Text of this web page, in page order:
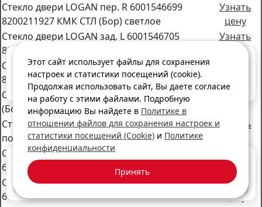
Стекло двери LOGAN пер. R 6001546699
8200211927 КМК СТЛ (Бор) светлое
Узнать
цену
Стекло двери LOGAN зад. L 6001546705
8200211930 КМК СТЛ (Бор) светлое
Узнать
цену
Стекло двери LOGAN зад.R 6001546703
8200211929 КМК СТЛ (Бор) светлое
Стекло заднее LOGAN 6001547939 КСБ ТПК
(Бор)
Стекло зеркала LOGAN L=R малое (с
подогревом) 6001547925 96365AX760
Узнать
Стекло зеркала LOGAN L (с подогревом)
6001549716
цену
Стекло зеркала LOGAN R (с подогревом)
6001549717
Узнать
цену
Этот сайт использует файлы для сохранения
настроек и статистики посещений (cookie).
Продолжая использовать сайт, Вы даете согласие
на работу с этими файлами. Подробную
информацию Вы найдете в Политике в
отношении файлов для сохранения настроек и
статистики посещений (Cookie) и Политике
конфиденциальности
Принять
Мы ищем сотрудников, присоединяйтесь к нашей команде!
Подробнее